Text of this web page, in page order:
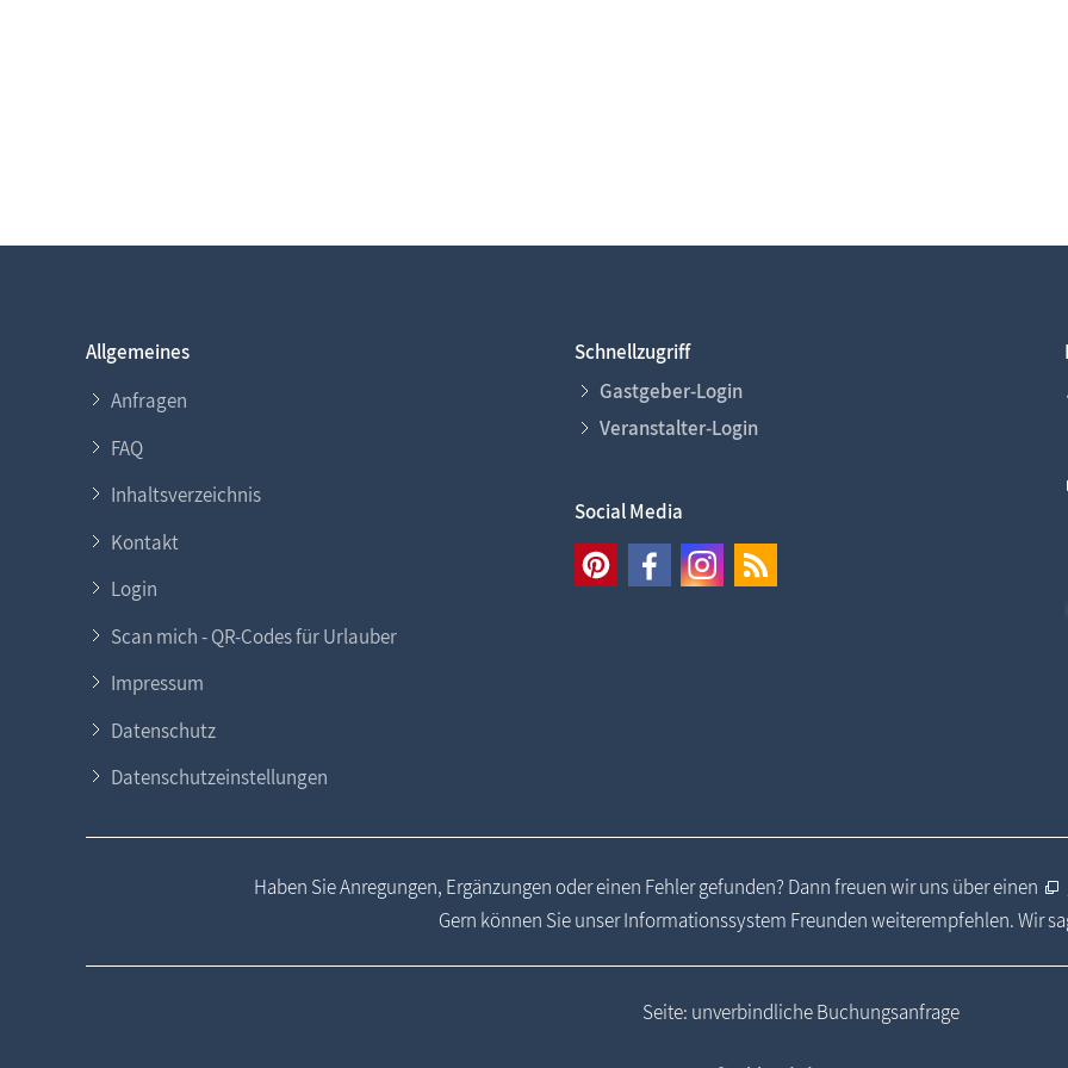
Allgemeines
Anfragen
FAQ
Inhaltsverzeichnis
Kontakt
Login
Scan mich - QR-Codes für Urlauber
Impressum
Datenschutz
Datenschutzeinstellungen
Schnellzugriff
Gastgeber-Login
Veranstalter-Login
Social Media
Haben Sie Anregungen, Ergänzungen oder einen Fehler gefunden? Dann freuen wir uns über einen
Gern können Sie unser Informationssystem Freunden weiterempfehlen. Wir
Seite: unverbindliche Buchungsanfrage